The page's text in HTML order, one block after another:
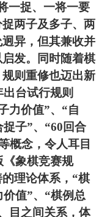
一捉、一将一要
两子及多子、两
异，但其兼收并
发。同时随着棋
则重修也迈出新
台试行规则
力价值”、“自
子”、“60回合
概念，令人耳目
《象棋竞赛规
理论体系，“棋
值”、“棋例总
目之间关系，体